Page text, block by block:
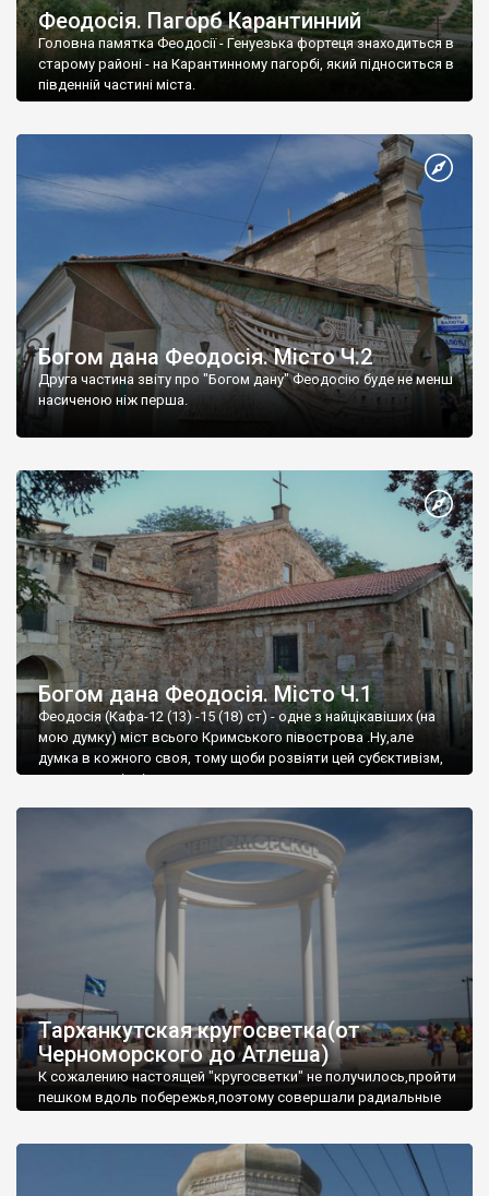
Феодосія. Пагорб Карантинний
Головна памятка Феодосії - Генуезька фортеця знаходиться в
старому районі - на Карантинному пагорбі, який підноситься в
південній частині міста.
Богом дана Феодосія. Місто Ч.2
Друга частина звіту про "Богом дану" Феодосію буде не менш
насиченою ніж перша.
Богом дана Феодосія. Місто Ч.1
Феодосія (Кафа-12 (13) -15 (18) ст) - одне з найцікавіших (на
мою думку) міст всього Кримського півострова .Ну,але
думка в кожного своя, тому щоби розвіяти цей субєктивізм,
запрошую відвідати це
Тарханкутская кругосветка(от
Черноморского до Атлеша)
К сожалению настоящей "кругосветки" не получилось,пройти
пешком вдоль побережья,поэтому совершали радиальные